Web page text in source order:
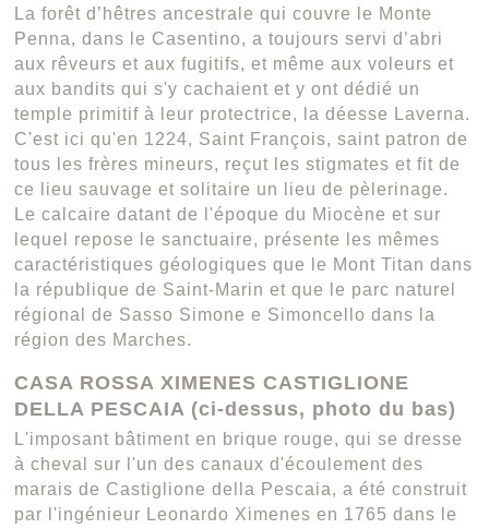
La forêt d’hêtres ancestrale qui couvre le Monte
Penna, dans le Casentino, a toujours servi d’abri
aux rêveurs et aux fugitifs, et même aux voleurs et
aux bandits qui s'y cachaient et y ont dédié un
temple primitif à leur protectrice, la déesse Laverna.
C'est ici qu'en 1224, Saint François, saint patron de
tous les frères mineurs, reçut les stigmates et fit de
ce lieu sauvage et solitaire un lieu de pèlerinage.
Le calcaire datant de l'époque du Miocène et sur
lequel repose le sanctuaire, présente les mêmes
caractéristiques géologiques que le Mont Titan dans
la république de Saint-Marin et que le parc naturel
régional de Sasso Simone e Simoncello dans la
région des Marches.
CASA ROSSA XIMENES CASTIGLIONE
DELLA PESCAIA (ci-dessus, photo du bas)
L'imposant bâtiment en brique rouge, qui se dresse
à cheval sur l'un des canaux d'écoulement des
marais de Castiglione della Pescaia, a été construit
par l'ingénieur Leonardo Ximenes en 1765 dans le